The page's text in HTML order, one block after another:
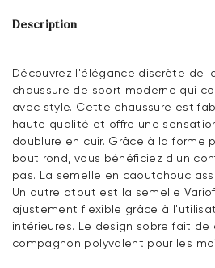
Description
Découvrez l'élégance discrète de la
chaussure de sport moderne qui
avec style. Cette chaussure est
haute qualité et offre une
doublure en cuir. Grâce à la forme
bout rond, vous bénéficiez d'un
pas. La semelle en caoutchouc
Un autre atout est la semelle
ajustement flexible grâce à
intérieures. Le design sobre fait de
compagnon polyvalent pour les